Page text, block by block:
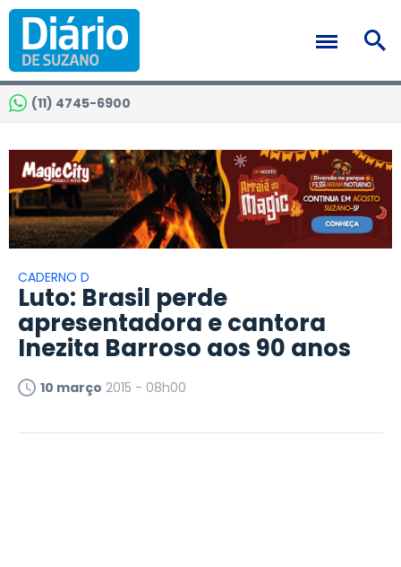
(11) 4745-6900
CADERNO D
Luto: Brasil perde
apresentadora e cantora
Inezita Barroso aos 90 anos
10 março 2015 - 08h00